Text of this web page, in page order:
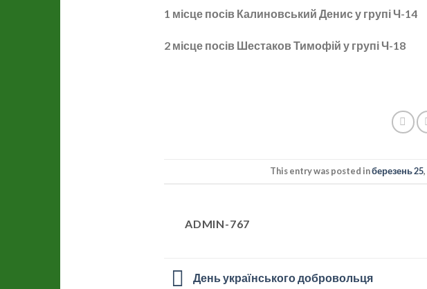
1 місце посів Калиновський Денис у групі Ч-14
2 місце посів Шестаков Тимофій у групі Ч-18
This entry was posted inберезень 25,
ADMIN-767
День українського добровольця